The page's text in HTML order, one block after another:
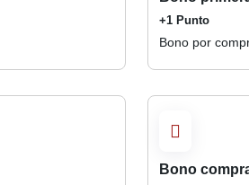
+1 Punto
Bono por
Bono